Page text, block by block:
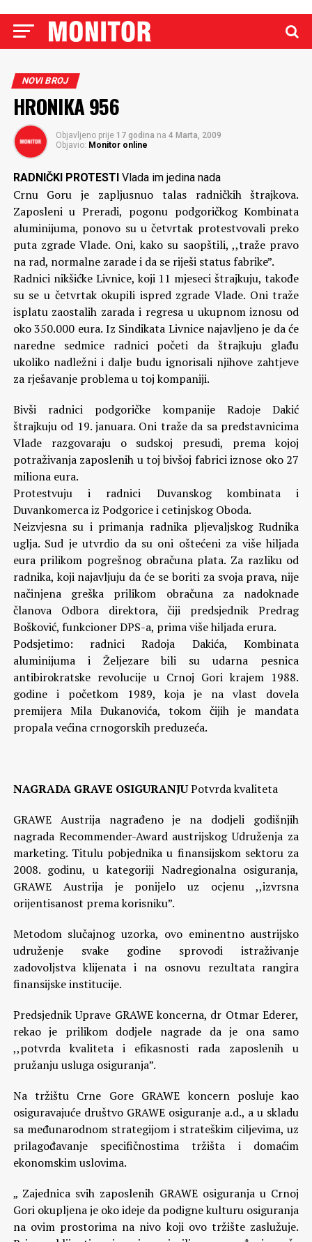
NOVI BROJ
HRONIKA 956
Objavljeno prije 17 godina na 4 Marta, 2009
Objavio: Monitor online
RADNIČKI PROTESTI Vlada im jedina nada
Crnu Goru je zapljusnuo talas radničkih štrajkova.
Zaposleni u Preradi, pogonu podgoričkog Kombinata
aluminijuma, ponovo su u četvrtak protestvovali preko
puta zgrade Vlade. Oni, kako su saopštili, ,,traže pravo
na rad, normalne zarade i da se riješi status fabrike”.
Radnici nikšićke Livnice, koji 11 mjeseci štrajkuju, takođe
su se u četvrtak okupili ispred zgrade Vlade. Oni traže
isplatu zaostalih zarada i regresa u ukupnom iznosu od
oko 350.000 eura. Iz Sindikata Livnice najavljeno je da će
naredne sedmice radnici početi da štrajkuju glađu
ukoliko nadležni i dalje budu ignorisali njihove zahtjeve
za rješavanje problema u toj kompaniji.
Bivši radnici podgoričke kompanije Radoje Dakić
štrajkuju od 19. januara. Oni traže da sa predstavnicima
Vlade razgovaraju o sudskoj presudi, prema kojoj
potraživanja zaposlenih u toj bivšoj fabrici iznose oko 27
miliona eura.
Protestvuju i radnici Duvanskog kombinata i
Duvankomerca iz Podgorice i cetinjskog Oboda.
Neizvjesna su i primanja radnika pljevaljskog Rudnika
uglja. Sud je utvrdio da su oni oštećeni za više hiljada
eura prilikom pogrešnog obračuna plata. Za razliku od
radnika, koji najavljuju da će se boriti za svoja prava, nije
načinjena greška prilikom obračuna za nadoknade
članova Odbora direktora, čiji predsjednik Predrag
Bošković, funkcioner DPS-a, prima više hiljada erura.
Podsjetimo: radnici Radoja Dakića, Kombinata
aluminijuma i Željezare bili su udarna pesnica
antibirokratske revolucije u Crnoj Gori krajem 1988.
godine i početkom 1989, koja je na vlast dovela
premijera Mila Đukanovića, tokom čijih je mandata
propala većina crnogorskih preduzeća.
NAGRADA GRAVE OSIGURANJUPotvrda kvaliteta
GRAWE Austrija nagrađeno je na dodjeli godišnjih
nagrada Recommender-Award austrijskog Udruženja za
marketing. Titulu pobjednika u finansijskom sektoru za
2008. godinu, u kategoriji Nadregionalna osiguranja,
GRAWE Austrija je ponijelo uz ocjenu ,,izvrsna
orijentisanost prema korisniku”.
Metodom slučajnog uzorka, ovo eminentno austrijsko
udruženje svake godine sprovodi istraživanje
zadovoljstva klijenata i na osnovu rezultata rangira
finansijske institucije.
Predsjednik Uprave GRAWE koncerna, dr Otmar Ederer,
rekao je prilikom dodjele nagrade da je ona samo
,,potvrda kvaliteta i efikasnosti rada zaposlenih u
pružanju usluga osiguranja”.
Na tržištu Crne Gore GRAWE koncern posluje kao
osiguravajuće društvo GRAWE osiguranje a.d., a u skladu
sa međunarodnom strategijom i strateškim ciljevima, uz
prilagođavanje specifičnostima tržišta i domaćim
ekonomskim uslovima.
„ Zajednica svih zaposlenih GRAWE osiguranja u Crnoj
Gori okupljena je oko ideje da podigne kulturu osiguranja
na ovim prostorima na nivo koji ovo tržište zaslužuje.